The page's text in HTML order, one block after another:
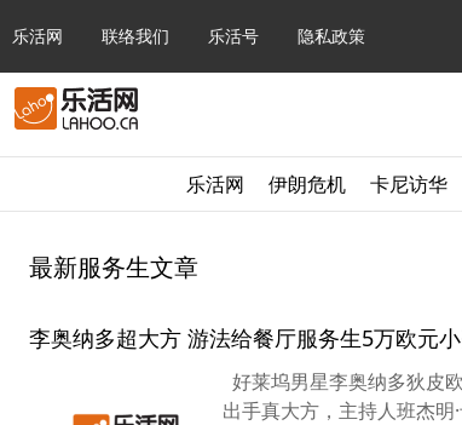
乐活网 联络我们 乐活号 隐私政策
乐活网 伊朗危机 卡尼访华
最新服务生文章
李奥纳多超大方 游法给餐厅服务生5万欧元
好莱坞男星李奥纳多狄皮
出手真大方，主持人班杰